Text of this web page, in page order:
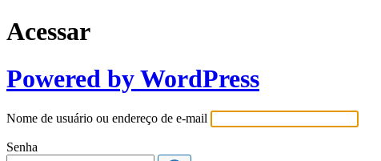
Acessar
Powered by WordPress
Nome de usuário ou endereço de e-mail
Senha